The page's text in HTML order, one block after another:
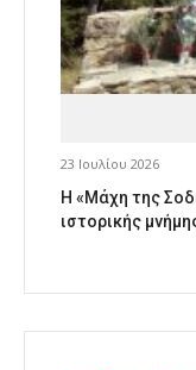
23 Ιουλίου 2026
Η «Μάχη της
ιστορικής